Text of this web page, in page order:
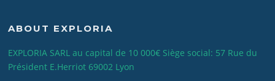
ABOUT EXPLORIA
EXPLORIA SARL au capital de 10 000€ Siège social: 57 Rue du
Président E.Herriot 69002 Lyon